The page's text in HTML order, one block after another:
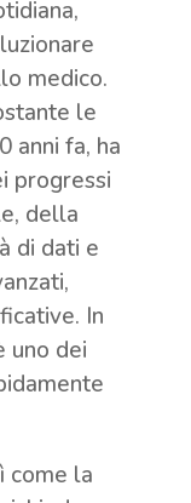
medico.
le
anni fa, ha
progressi
della
di dati e
In
uno dei
come la